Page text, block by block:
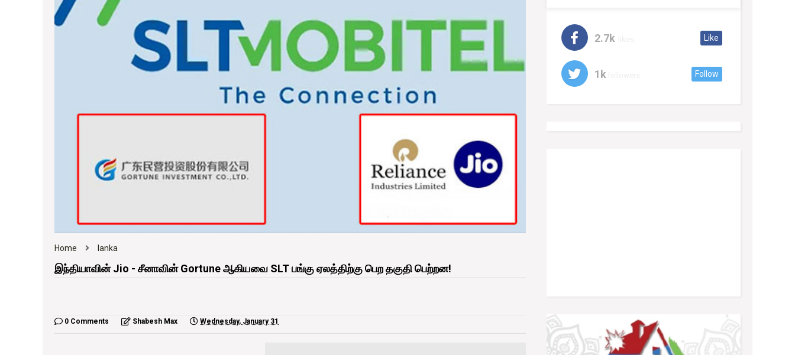
Home lanka
இந்தியாவின் Jio - சீனாவின் Gortune ஆகியவை SLT பங்கு ஏலத்திற்கு பெற தகுதி பெற்றன!
0 Comments Shabesh Max Wednesday, January 31
2.7k Like
1k Follow